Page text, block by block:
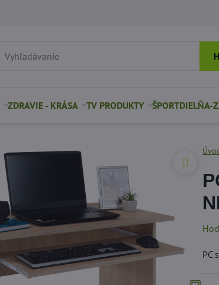
ZDRAVIE - KRÁSA TV PRODUKTY ŠPORTDIELŇA-
PC